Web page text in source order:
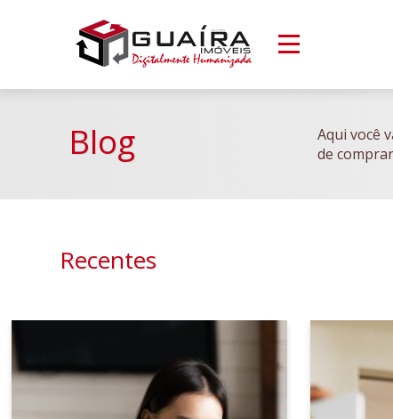
Blog
Aqui você
de
Recentes